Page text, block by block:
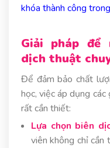
khóa thành công
Giải pháp để
dịch thuật
Để đảm bảo chất
học, việc áp dụng
rất cần thiết:
Lựa chọn biên
viên không chỉ cần